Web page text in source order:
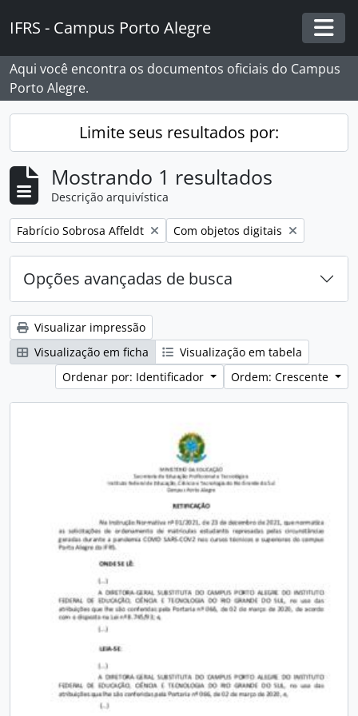
IFRS - Campus Porto Alegre
Aqui você encontra os documentos oficiais do Campus
Porto Alegre.
Limite seus resultados por:
Mostrando 1 resultados
Descrição arquivística
Remover filtro:
Fabrício Sobrosa Affeldt Remover filtro:
Com objetos digitais
Opções avançadas de busca
Visualizar impressão
Visualização em ficha
Visualização em tabela
Ordenar por: Identificador
Ordem: Crescente